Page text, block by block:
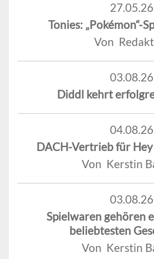
27.05.26
Tonies: „Pokémon“-
Von
03.08.26
Diddl kehrt
04.08.26
DACH-Vertrieb für
Von Kerstin
03.08.26
Spielwaren gehören
beliebtesten
Von Kerstin